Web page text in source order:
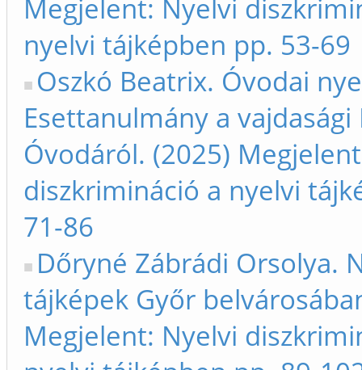
Megjelent: Nyelvi
nyelvi tájképben pp. 53-69
Oszkó Beatrix. Óvodai
Esettanulmány a vajdasági
Óvodáról. (2025)
diszkrimináció a nyelvi
71-86
Dőryné Zábrádi Orsolya.
tájképek Győr
Megjelent: Nyelvi